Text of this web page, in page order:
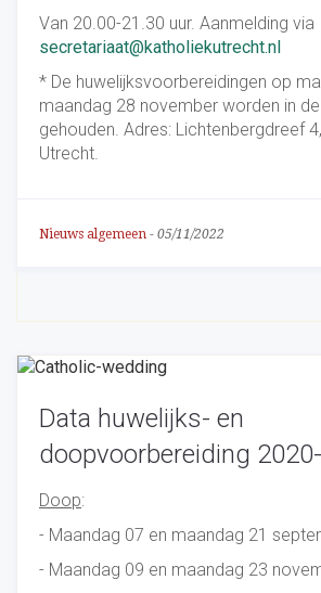
Van 20.00-21.30 uur. Aanmelding via
secretariaat@katholiekutrecht.nl
* De huwelijksvoorbereidingen op
maandag 28 november worden in
gehouden. Adres: Lichtenbergdreef
Utrecht.
Nieuws algemeen - 05/11/2022
Data huwelijks- en
doopvoorbereiding
Doop:
- Maandag 07 en maandag 21
- Maandag 09 en maandag 23